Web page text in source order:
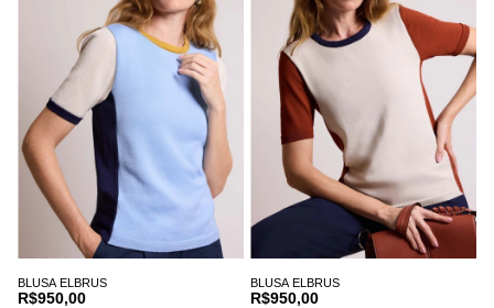
BLUSA ELBRUS
R$950,00
BLUSA ELBRUS
R$950,00